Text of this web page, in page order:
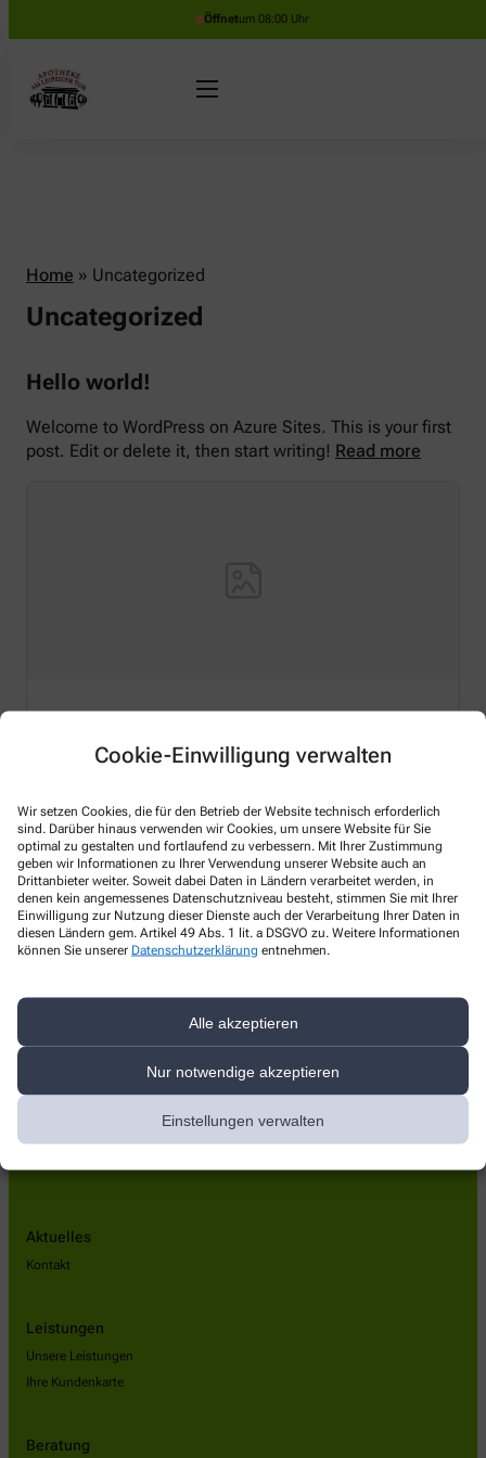
Cookie-Einwilligung verwalten
Wir setzen Cookies, die für den Betrieb der Website technisch erforderlich
sind. Darüber hinaus verwenden wir Cookies, um unsere Website für Sie
optimal zu gestalten und fortlaufend zu verbessern. Mit Ihrer Zustimmung
geben wir Informationen zu Ihrer Verwendung unserer Website auch an
Drittanbieter weiter. Soweit dabei Daten in Ländern verarbeitet werden, in
denen kein angemessenes Datenschutzniveau besteht, stimmen Sie mit Ihrer
Einwilligung zur Nutzung dieser Dienste auch der Verarbeitung Ihrer Daten in
diesen Ländern gem. Artikel 49 Abs. 1 lit. a DSGVO zu. Weitere Informationen
können Sie unserer Datenschutzerklärung entnehmen.
Alle akzeptieren
Nur notwendige akzeptieren
Einstellungen verwalten
Öffnetum 08:00 Uhr
Home » Uncategorized
Uncategorized
Hello world!
Welcome to WordPress on Azure Sites. This is your first
post. Edit or delete it, then start writing! Read more
Welcome to WordPress on Azure Sites. This is your first
Mehr lesen
Kontakt
Apotheke am Leipziger Tor
Franzstraße 159,06842 Dessau-Roßlau
+49-340 / 5 16 90 50
Aktuelles
Kontakt
Leistungen
Unsere Leistungen
Ihre Kundenkarte
Beratung